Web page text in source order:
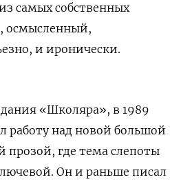
самых собственных
осмысленный,
и иронически.
«Школяра», в 1989
работу над новой большой
прозой, где тема слепоты
Он и раньше писал